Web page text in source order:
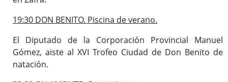
19:30 DON BENITO. Piscina de verano.
El Diputado de la Corporación Provincial Manuel
Gómez, aiste al XVI Trofeo Ciudad de Don Benito de
natación.